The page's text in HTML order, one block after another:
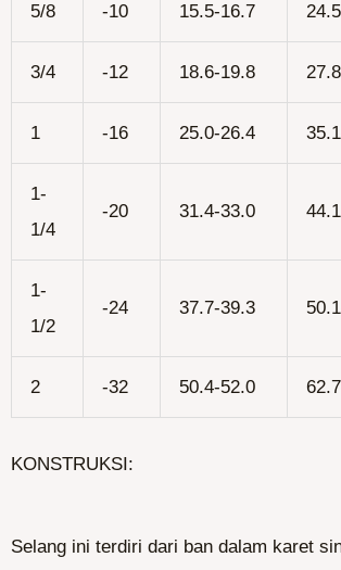
5/8 -10 15.5-16.7
3/4 -12 18.6-19.8
1 -16 25.0-26.4
1-
1/4
-20 31.4-33.0
1-
1/2
-24 37.7-39.3
2 -32 50.4-52.0
KONSTRUKSI:
Selang ini terdiri dari ban dalam karet